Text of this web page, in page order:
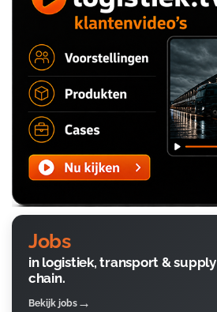
Jobs
in logistiek, transport & supply
chain.
Bekijk jobs